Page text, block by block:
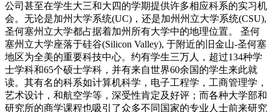
公司甚至在学生大三和大四的学期提供许多相应科系的实习机
会。无论是加州大学系统(UC)，还是加州州立大学系统(CSU),
圣何塞州立大学都占据着加州所有大学中的地理位置。 圣何
塞州立大学座落于硅谷(Silicon Valley), 于附近的旧金山-圣何塞
地区为全美的重要科技中心。约有学生三万人，超过134种学
士学科和65个硕士学科，并有来自世界60余国的学生来此就
读。其有名的科系如计算机科学，电子工程学，工商管理学，
艺术设计，和航空学等，深受性肯定及好评；而各种大学部和
研究所的商学课程也吸引了众多不同国家的专业人士前来研究